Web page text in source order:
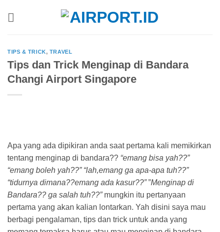
TIPS & TRICK, TRAVEL
Tips dan Trick Menginap di Bandara
Changi Airport Singapore
Apa yang ada dipikiran anda saat pertama kali memikirkan
tentang menginap di bandara?? “emang bisa yah??”
“emang boleh yah??” “lah,emang ga apa-apa tuh??”
“tidurnya dimana??emang ada kasur??””Menginap di
Bandara?? ga salah tuh??” mungkin itu pertanyaan
pertama yang akan kalian lontarkan. Yah disini saya mau
berbagi pengalaman, tips dan trick untuk anda yang